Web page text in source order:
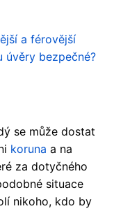
a férovější
úvěry bezpečné?
se může dostat
koruna a na
za dotyčného
situace
nikoho, kdo by